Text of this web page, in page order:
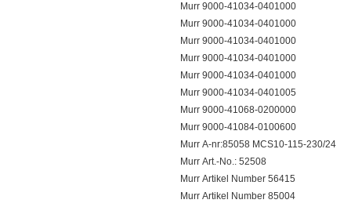
Murr 9000-41034-0401000
Murr 9000-41034-0401000
Murr 9000-41034-0401000
Murr 9000-41034-0401000
Murr 9000-41034-0401000
Murr 9000-41034-0401005
Murr 9000-41068-0200000
Murr 9000-41084-0100600
Murr A-nr:85058 MCS10-115-230/24
Murr Art.-No.: 52508
Murr Artikel Number 56415
Murr Artikel Number 85004